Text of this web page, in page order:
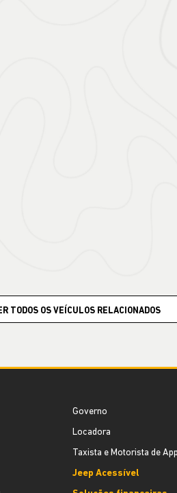
TODOS OS VEÍCULOS RELACIONADOS
Governo
Locadora
Taxista e Motorista de App
Jeep Acessível